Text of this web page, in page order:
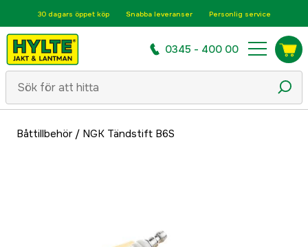
30 dagars öppet köp Snabba leveranser Personlig service
0345 - 400 00
Båttillbehör/ NGK Tändstift B6S